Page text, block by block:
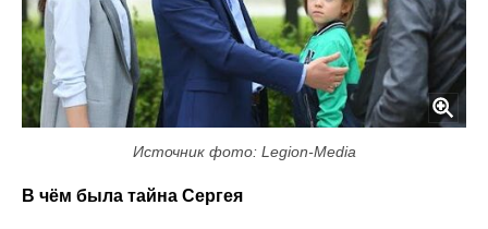
Источник фото: Legion-Media
В чём была тайна Сергея